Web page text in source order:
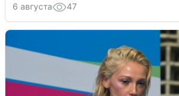
6 августа 47